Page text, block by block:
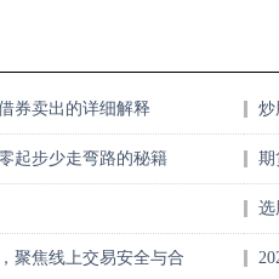
券卖出的详细解释 炒
起步少走弯路的秘籍 期
选
聚焦线上交易安全与合